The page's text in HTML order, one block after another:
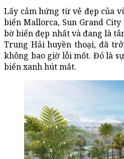
Lấy cảm hứng từ vẻ đẹp của
biển Mallorca, Sun Grand
bờ biển đẹp nhất và đang là
Trung Hải huyền thoại, đã
không bao giờ lỗi mốt. Đó là
biển xanh hút mắt.